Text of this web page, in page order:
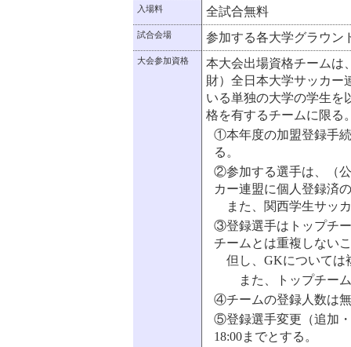
入場料 全試合無料
試合会場 参加する各大学グラウン
大会参加資格
本大会出場資格チームは
財）全日本大学サッカー
いる単独の大学の学生を
格を有するチームに限る
①本年度の加盟登録手
る。
②参加する選手は、（
カー連盟に個人登録済
また、関西学生サッ
③登録選手はトップチ
チームとは重複しない
但し、GKについては
また、トップチーム
④チームの登録人数は
⑤登録選手変更（追加
18:00までとする。